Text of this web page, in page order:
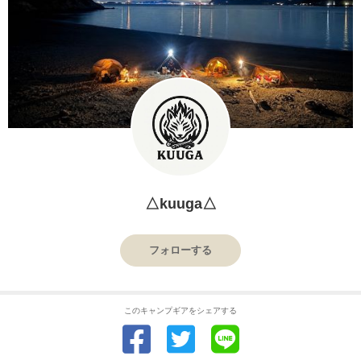
△kuuga△
フォローする
このキャンプギアをシェアする